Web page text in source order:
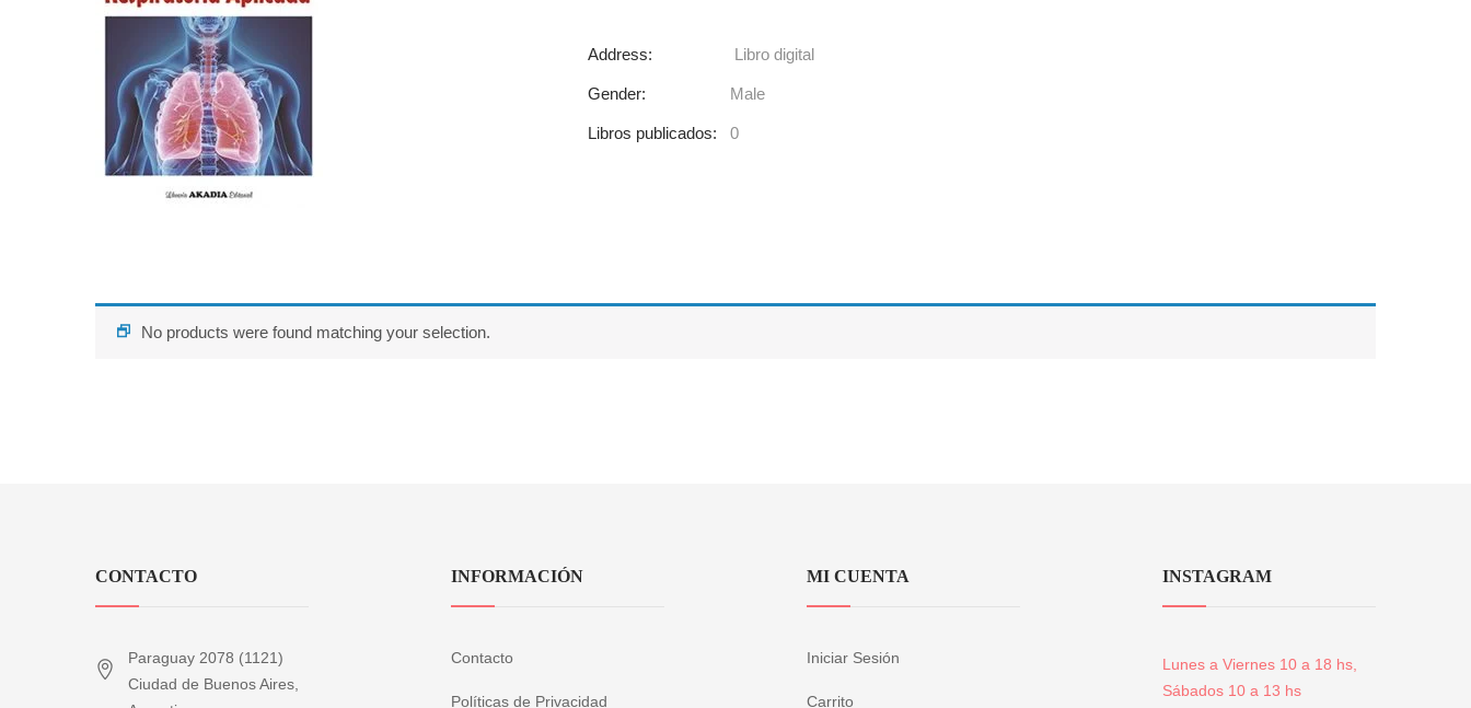
Address: Libro digital
Gender: Male
Libros publicados: 0
No products were found matching your selection.
CONTACTO
Paraguay 2078 (1121)
Ciudad de Buenos Aires,
INFORMACIÓN
Contacto
Políticas de Privacidad
MI CUENTA
Iniciar Sesión
Carrito
INSTAGRAM
Lunes a Viernes 10 a 18 hs,
Sábados 10 a 13 hs